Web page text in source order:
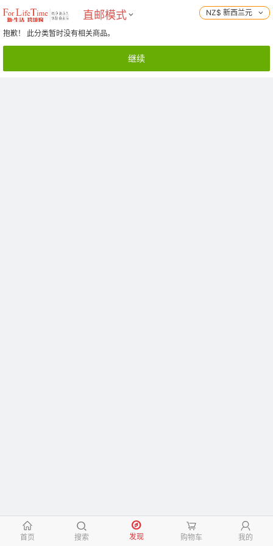
直邮模式 NZ$ 新西兰元
󰃱
首页
󰅮
搜索 发现
󰃦
购物车
󰃳
我的
抱歉！ 此分类暂时没有相关商品。
继续